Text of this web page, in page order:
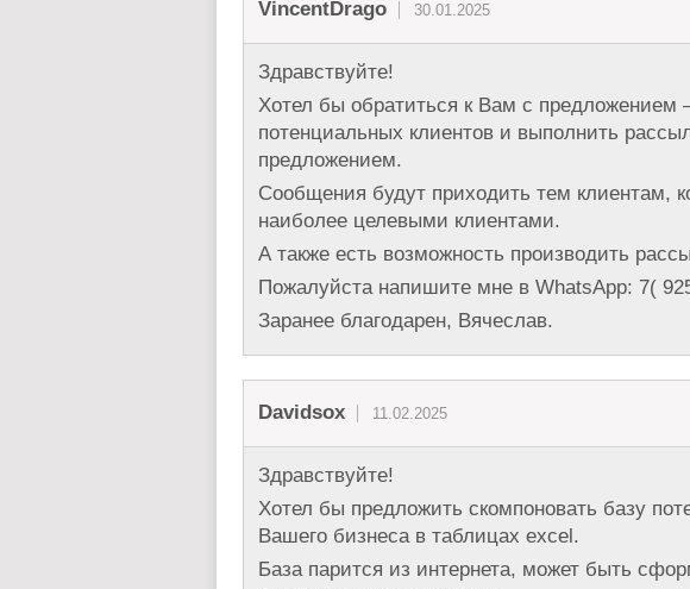
VincentDrago 30.01.2025
Здравствуйте!
Хотел бы обратиться к Вам с предложением
потенциальных клиентов и выполнить
предложением.
Сообщения будут приходить тем клиентам,
наиболее целевыми клиентами.
А также есть возможность производить
Пожалуйста напишите мне в WhatsApp: 7(
Заранее благодарен, Вячеслав.
Davidsox 11.02.2025
Здравствуйте!
Хотел бы предложить скомпоновать базу
Вашего бизнеса в таблицах excel.
База парится из интернета, может быть